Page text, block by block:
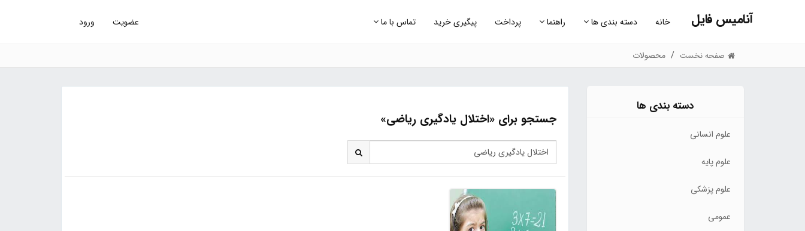
آنامیس فایل خانه دسته بندی ها راهنما پرداخت پیگیری خرید تماس با ما عضویت ورود
صفحه نخست محصولات
دسته بندی ها
علوم انسانی
علوم پایه
علوم پزشکی
عمومی
جستجو برای «اختلال یادگیری ریاضی»